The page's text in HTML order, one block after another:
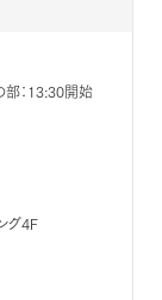
：13:30開始
グ4F